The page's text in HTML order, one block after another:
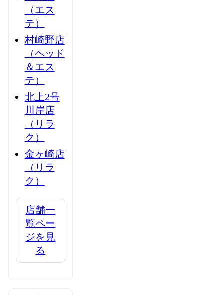
（エス
テ）
村崎野店
（ヘッド
＆エス
テ）
北上2号
川岸店
（リラ
ク）
金ヶ崎店
（リラ
ク）
店舗一
覧ペー
ジを見
る